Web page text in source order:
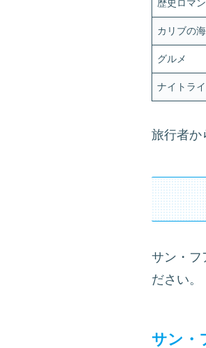
歴史ロマン
カリブの海
グルメ
ナイトラ
旅行者か
サン・フ
ださい。
サン・